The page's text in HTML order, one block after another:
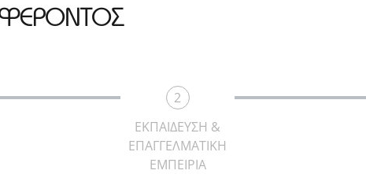
2
ΕΚΠΑΙΔΕΥΣΗ &
ΕΠΑΓΓΕΛΜΑΤΙΚΗ
ΕΜΠΕΙΡΙΑ